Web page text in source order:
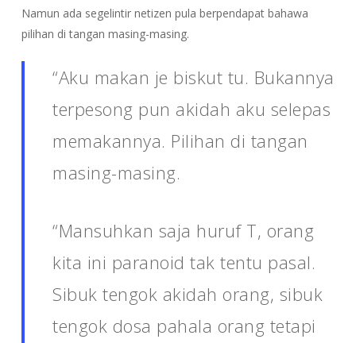
Namun ada segelintir netizen pula berpendapat bahawa
pilihan di tangan masing-masing.
“Aku makan je biskut tu. Bukannya
terpesong pun akidah aku selepas
memakannya. Pilihan di tangan
masing-masing.
“Mansuhkan saja huruf T, orang
kita ini paranoid tak tentu pasal.
Sibuk tengok akidah orang, sibuk
tengok dosa pahala orang tetapi